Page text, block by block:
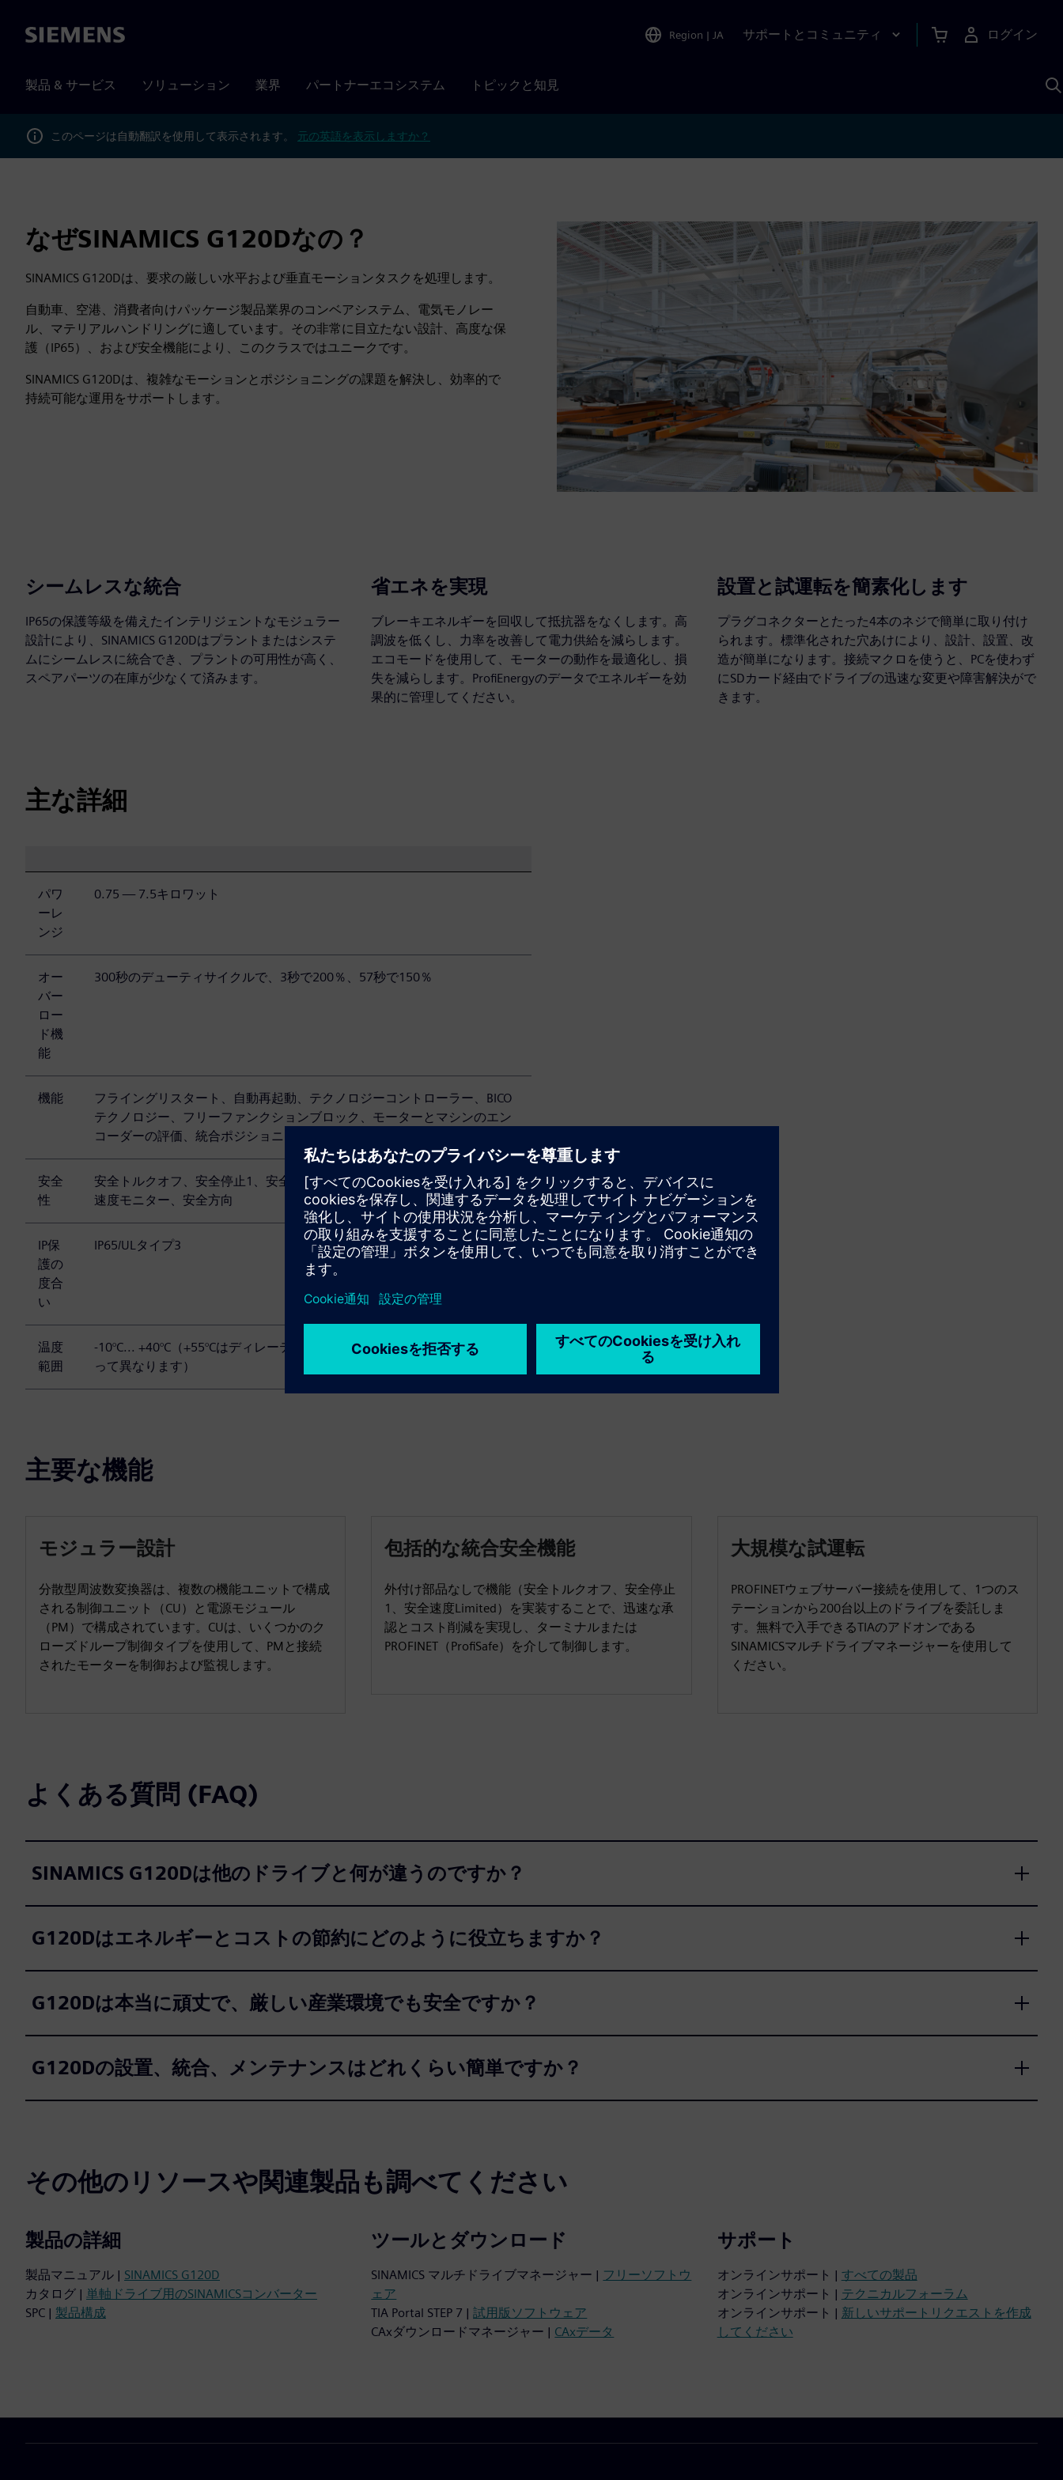
Siemens Region | JA サポートとコミュニティ ログイン
製品 & サービス ソリューション 業界 パートナーエコシステム トピックと知見
このページは自動翻訳を使用して表示されます。 元の英語を表示しますか？
なぜSINAMICS G120Dなの？
SINAMICS G120Dは、要求の厳しい水平および垂直モーションタスクを処理します。
自動車、空港、消費者向けパッケージ製品業界のコンベアシステム、電気モノレー
ル、マテリアルハンドリングに適しています。その非常に目立たない設計、高度な保
護（IP65）、および安全機能により、このクラスではユニークです。
SINAMICS G120Dは、複雑なモーションとポジショニングの課題を解決し、効率的で
持続可能な運用をサポートします。
シームレスな統合
IP65の保護等級を備えたインテリジェントなモジュラー
設計により、SINAMICS G120Dはプラントまたはシステ
ムにシームレスに統合でき、プラントの可用性が高く、
スペアパーツの在庫が少なくて済みます。
省エネを実現
ブレーキエネルギーを回収して抵抗器をなくします。高
調波を低くし、力率を改善して電力供給を減らします。
エコモードを使用して、モーターの動作を最適化し、損
失を減らします。ProfiEnergyのデータでエネルギーを効
果的に管理してください。
設置と試運転を簡素化します
プラグコネクターとたった4本のネジで簡単に取り付け
られます。標準化された穴あけにより、設計、設置、改
造が簡単になります。接続マクロを使うと、PCを使わず
にSDカード経由でドライブの迅速な変更や障害解決がで
きます。
主な詳細
パワ
ーレ
ンジ
0.75 — 7.5キロワット
オー
バー
ロー
ド機
能
300秒のデューティサイクルで、3秒で200％、57秒で150％
機能
フライングリスタート、自動再起動、テクノロジーコントローラー、BICO
テクノロジー、フリーファンクションブロック、モーターとマシンのエン
コーダーの評価、統合ポジショニング機能
安全
性
安全トルクオフ、安全停止1、安全ブレーキ制御、安全Limited 速度、安全
速度モニター、安全方向
IP保
護の
度合
い
IP65/ULタイプ3
温度
範囲
-10°C... +40°C（+55°Cはディレーティングあり、制限値は使用するCUによ
って異なります）
主要な機能
モジュラー設計
分散型周波数変換器は、複数の機能ユニットで構成
される制御ユニット（CU）と電源モジュール
（PM）で構成されています。CUは、いくつかのク
ローズドループ制御タイプを使用して、PMと接続
されたモーターを制御および監視します。
包括的な統合安全機能
外付け部品なしで機能（安全トルクオフ、安全停止
1、安全速度Limited）を実装することで、迅速な承
認とコスト削減を実現し、ターミナルまたは
PROFINET（ProfiSafe）を介して制御します。
大規模な試運転
PROFINETウェブサーバー接続を使用して、1つのス
テーションから200台以上のドライブを委託しま
す。無料で入手できるTIAのアドオンである
SINAMICSマルチドライブマネージャーを使用して
ください。
よくある質問 (FAQ)
SINAMICS G120Dは他のドライブと何が違うのですか？
G120Dはエネルギーとコストの節約にどのように役立ちますか？
G120Dは本当に頑丈で、厳しい産業環境でも安全ですか？
G120Dの設置、統合、メンテナンスはどれくらい簡単ですか？
その他のリソースや関連製品も調べてください
製品の詳細
製品マニュアル | SINAMICS G120D
カタログ | 単軸ドライブ用のSINAMICSコンバーター
SPC | 製品構成
ツールとダウンロード
SINAMICS マルチドライブマネージャー | フリーソフトウ
ェア
TIA Portal STEP 7 |試用版ソフトウェア
CAxダウンロードマネージャー | CAxデータ
サポート
オンラインサポート | すべての製品
オンラインサポート | テクニカルフォーラム
オンラインサポート | 新しいサポートリクエストを作成
してください